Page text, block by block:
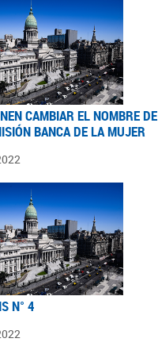
CAMBIAR EL NOMBRE DE
BANCA DE LA MUJER
N° 4